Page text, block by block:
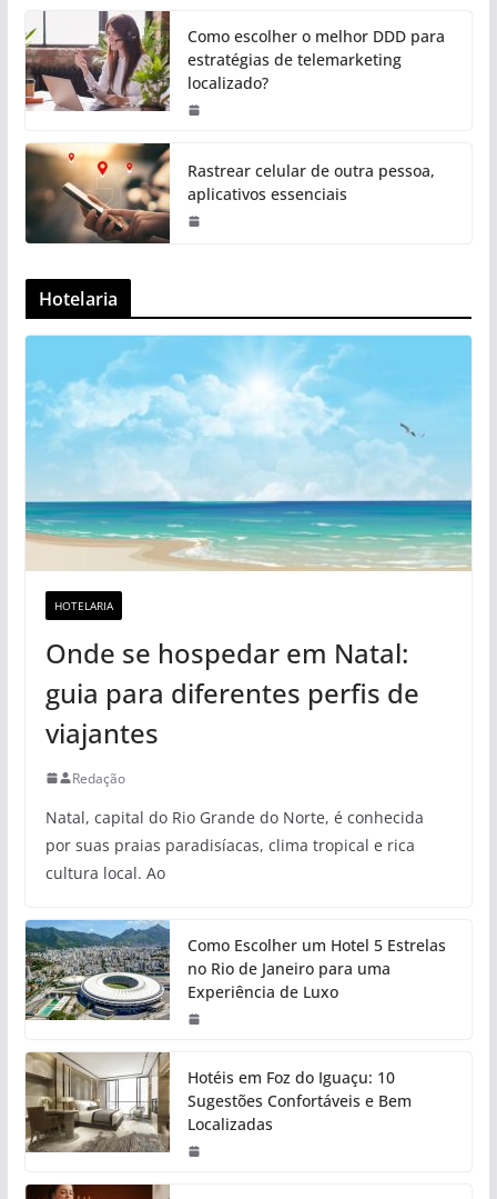
Como escolher o melhor DDD para
estratégias de telemarketing
localizado?
Rastrear celular de outra pessoa,
aplicativos essenciais
Hotelaria
HOTELARIA
Onde se hospedar em Natal:
guia para diferentes perfis de
viajantes
Redação
Natal, capital do Rio Grande do Norte, é conhecida
por suas praias paradisíacas, clima tropical e rica
cultura local. Ao
Como Escolher um Hotel 5 Estrelas
no Rio de Janeiro para uma
Experiência de Luxo
Hotéis em Foz do Iguaçu: 10
Sugestões Confortáveis e Bem
Localizadas